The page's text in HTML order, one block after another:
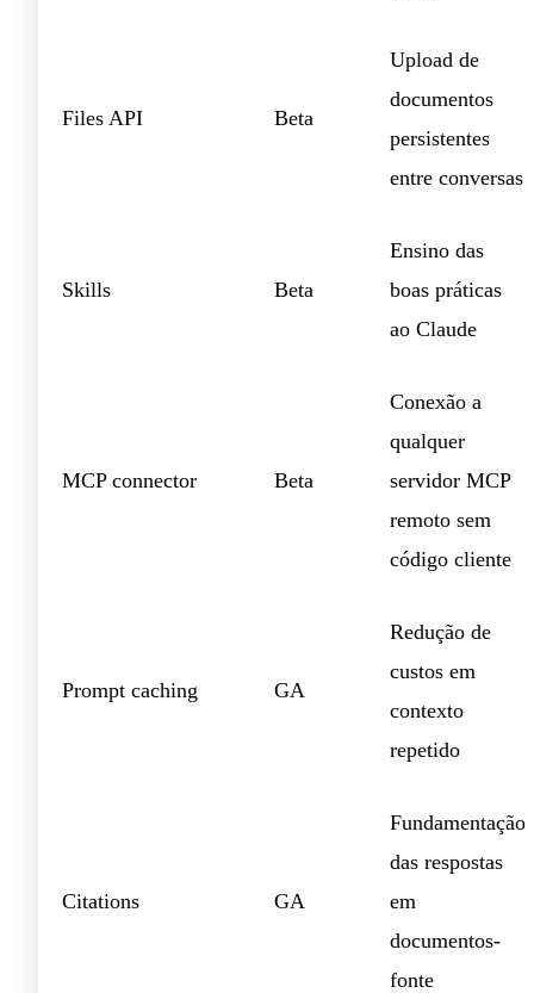
Files API Beta
Upload de
documentos
persistentes
entre conversas
Skills Beta
Ensino das
boas práticas
ao Claude
MCP connector Beta
Conexão a
qualquer
servidor MCP
remoto sem
código cliente
Prompt caching GA
Redução de
custos em
contexto
repetido
Citations GA
Fundamentação
das respostas
em
documentos-
fonte